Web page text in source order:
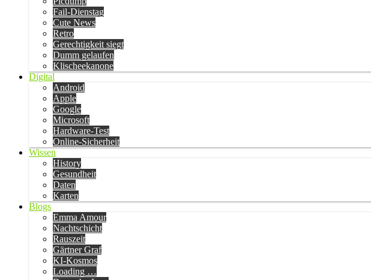
Fail-Dienstag
Cute News
Retro
Gerechtigkeit siegt
Dumm gelaufen
Klischeekanone
Digital
Android
Apple
Google
Microsoft
Hardware-Test
Online-Sicherheit
Wissen
History
Gesundheit
Daten
Karten
Blogs
Emma Amour
Nachtschicht
Rauszeit
Gärtner Graf
KI-Kosmos
Loading …